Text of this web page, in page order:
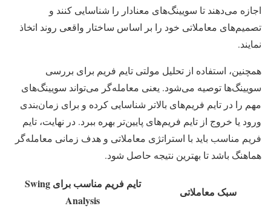
اجازه می‌دهند تا سویینگ‌های معنادار را شناسایی کنند و
تصمیم‌های معاملاتی خود را بر اساس ساختار واقعی روند اتخاذ
نمایند.
همچنین، استفاده از تحلیل مولتی تایم فریم برای بررسی
سویینگ‌ها توصیه می‌شود. یعنی معامله‌گر می‌تواند سویینگ‌های
مهم را در تایم فریم‌های بالاتر شناسایی کرده و برای زمان‌بندی
ورود یا خروج از تایم فریم‌های پایین‌تر بهره ببرد. در نهایت، تایم
فریم مناسب باید با استراتژی معاملاتی و هدف زمانی معامله‌گر
هماهنگ باشد تا بهترین نتیجه حاصل شود.
سبک معاملاتی
تایم فریم مناسب برای Swing
Analysis